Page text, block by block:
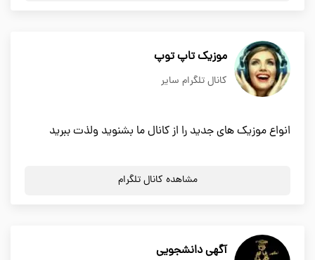
موزیک تاپ توپ
کانال تلگرام سایر
انواع موزیک های جدید را از کانال ما بشنوید ولذت ببرید
مشاهده کانال تلگرام
آگهی دانشجویی